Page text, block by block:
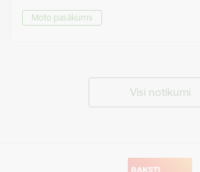
Moto pasākums
Visi notikumi